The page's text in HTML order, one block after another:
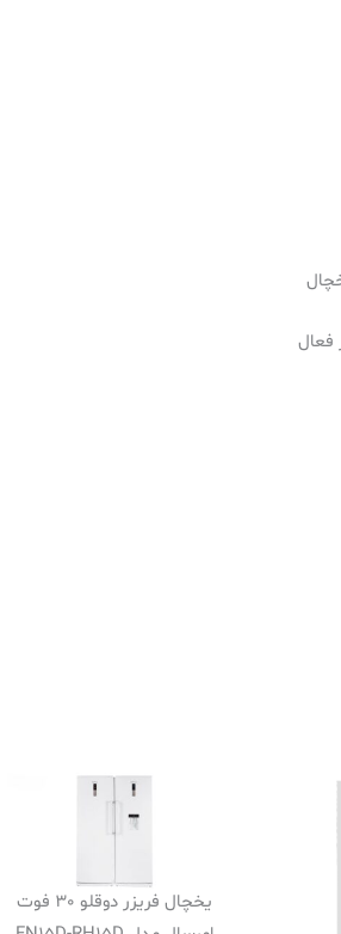
یخچال فریزر دوقلو 30 فوت